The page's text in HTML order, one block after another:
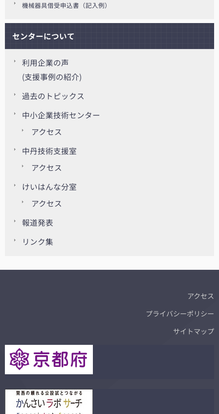
機械器具借受申込書（記入例）
センターについて
利用企業の声
(支援事例の紹介)
過去のトピックス
中小企業技術センター
アクセス
中丹技術支援室
アクセス
けいはんな分室
アクセス
報道発表
リンク集
アクセス
プライバシーポリシー
サイトマップ